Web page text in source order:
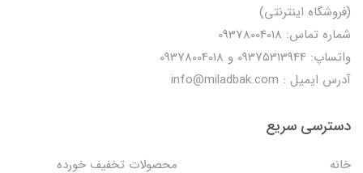
(فروشگاه اینترنتی)
شماره تماس: 09378004018
واتساپ: 09375313944 و 09378004018
آدرس ایمیل : info@miladbak.com
دسترسی سریع
خانه محصولات تخفیف خورده